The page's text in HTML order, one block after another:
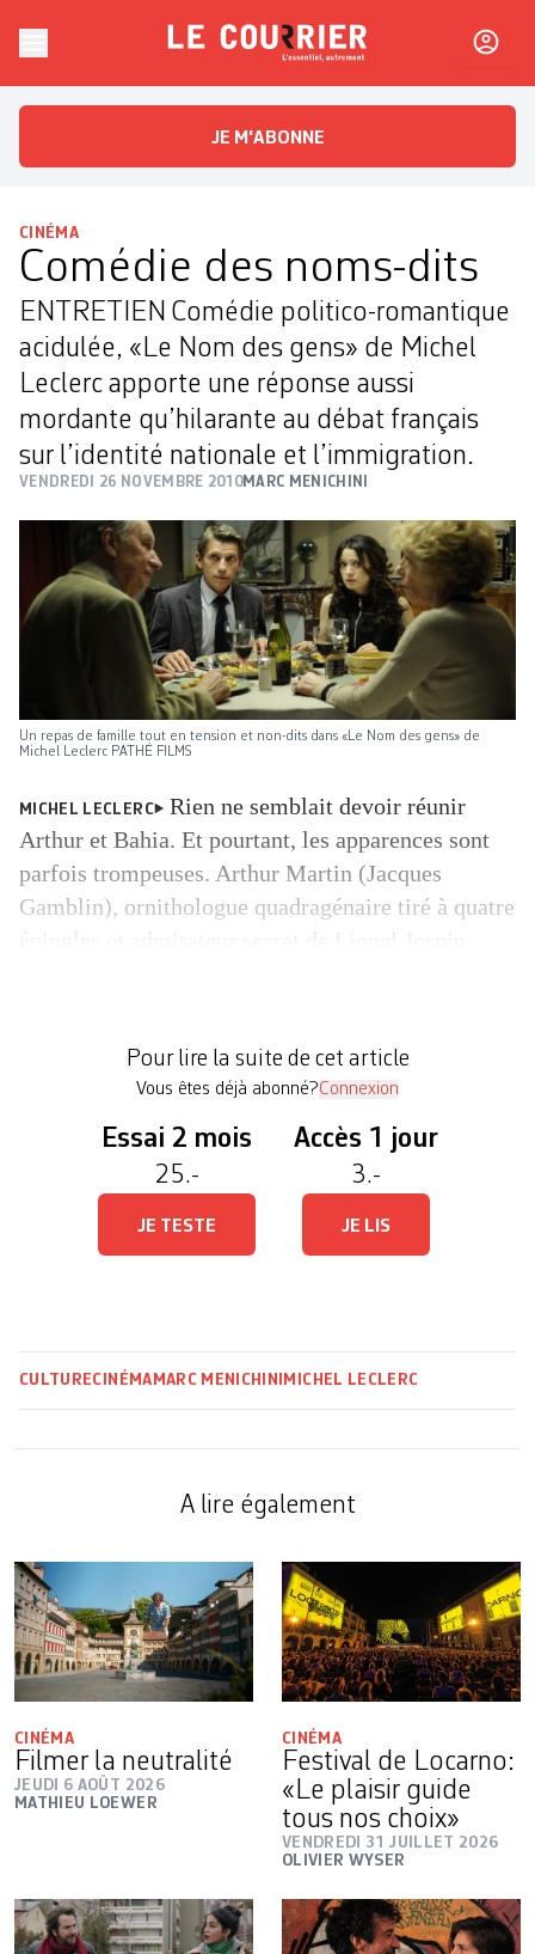
Le CourrierL'essentiel, autrement
JE M'ABONNE
CINÉMA
Comédie des noms-dits
ENTRETIEN Comédie politico-romantique
acidulée, «Le Nom des gens» de Michel
Leclerc apporte une réponse aussi
mordante qu’hilarante au débat français
sur l’identité nationale et l’immigration.
VENDREDI 26 NOVEMBRE 2010MARC MENICHINI
Un repas de famille tout en tension et non-dits dans «Le Nom des gens» de
Michel Leclerc PATHÉ FILMS
MICHEL LECLERC
Rien ne semblait devoir réunir
Arthur et Bahia. Et pourtant, les apparences sont
parfois trompeuses. Arthur Martin (Jacques
Gamblin), ornithologue quadragénaire tiré à quatre
extravertie qui couche […]
Pour lire la suite de cet article
Vous êtes déjà abonné?Connexion
Essai 2 mois
25.-
JE TESTE
Accès 1 jour
3.-
JE LIS
CULTURECINÉMA MARC MENICHINI MICHEL LECLERC
A lire également
CINÉMA
Filmer la neutralité
JEUDI 6 AOÛT 2026
MATHIEU LOEWER
CINÉMA
Festival de Locarno:
«Le plaisir guide
tous nos choix»
VENDREDI 31 JUILLET 2026
OLIVIER WYSER